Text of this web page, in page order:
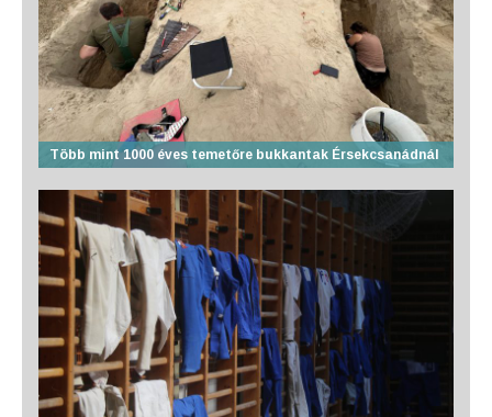
Több mint 1000 éves temetőre bukkantak Érsekcsanádnál